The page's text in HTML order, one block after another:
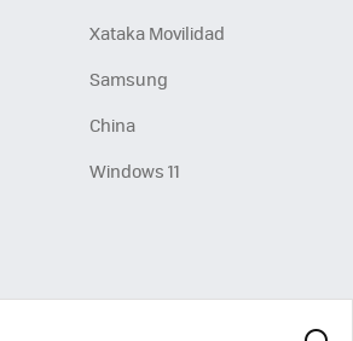
Xataka Movilidad
Samsung
China
Windows 11